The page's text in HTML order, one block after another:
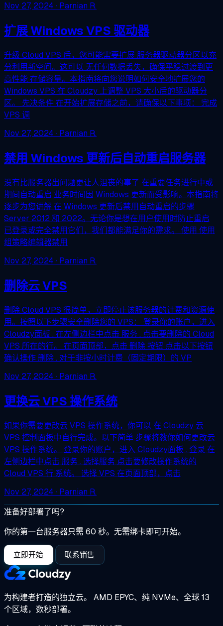
Nov 27, 2024 · Parnian R.
扩展 Windows VPS 驱动器
升级 Cloud VPS 后，您可能需要扩展 服务器驱动器分区以充
分利用新空间。这可以 无任何数据丢失，确保平稳过渡到更
高性能 存储容量。本指南将向您说明如何安全地扩展您的
Windows VPS 在 Cloudzy 上调整 VPS 大小后的驱动器分
区。 先决条件 在开始扩展存储之前，请确保以下事项： 完成
VPS 调
Nov 27, 2024 · Parnian R.
禁用 Windows 更新后自动重启服务器
没有比服务器出问题更让人沮丧的事了 在重要任务进行中或
期间自动重启 业务时间因 Windows 更新而受影响。本指南将
逐步为您讲解 在 Windows 更新后禁用自动重启的步骤
Server 2012 和 2022。无论你是想在用户使用时防止重启
已登录或完全禁用它们，我们都能满足你的需求。 使用 使用
组策略编辑器禁用
Nov 27, 2024 · Parnian R.
删除云 VPS
删除 Cloud VPS 很简单，立即停止该服务器的计费和资源使
用。按照以下步骤安全删除您的 VPS： 登录你的账户，进入
Cloudzy面板 . 在左侧边栏中点击 服务 . 点击要删除的 Cloud
VPS 所在的行。 在页面顶部，点击 删除 按钮 点击以下按钮
确认操作 删除 . 对于非按小时计费（固定期限）的 VP
Nov 27, 2024 · Parnian R.
更换云 VPS 操作系统
如果你需要更改云 VPS 操作系统，你可以 在 Cloudzy 云
VPS 控制面板中自行完成。以下简单 步骤将教你如何更改云
VPS 操作系统。 登录你的账户，进入 Cloudzy面板 . 登录 在
左侧边栏中点击 服务 . 选择服务 点击要修改操作系统的
Cloud VPS 行 系统。 选择 VPS 在页面顶部，点击
Nov 27, 2024 · Parnian R.
准备好部署了吗?
你的第一台服务器只需 60 秒。无需绑卡即可开始。
立即开始 联系销售
为构建者打造的独立云。 AMD EPYC、纯 NVMe、全球 13
个区域，数秒部署。